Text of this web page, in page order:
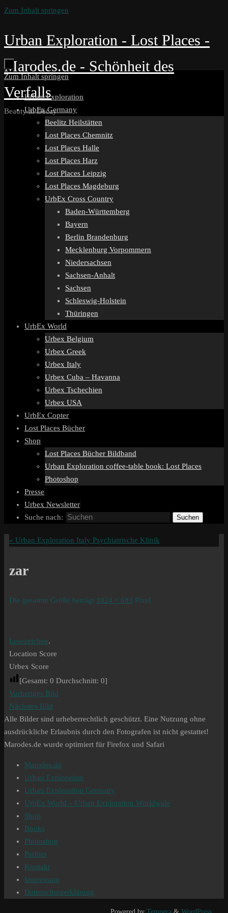
Zum Inhalt springen
Urban Exploration - Lost Places -
Marodes.de - Schönheit des
Verfalls
Beauty in Decay
Zum Inhalt springen
Urban Exploration
UrbEx Germany
Beelitz Heilstätten
Lost Places Chemnitz
Lost Places Halle
Lost Places Harz
Lost Places Leipzig
Lost Places Magdeburg
UrbEx Cross Country
Baden-Württemberg
Bayern
Berlin Brandenburg
Mecklenburg Vorpommern
Niedersachsen
Sachsen-Anhalt
Sachsen
Schleswig-Holstein
Thüringen
UrbEx World
Urbex Belgium
Urbex Greek
Urbex Italy
Urbex Cuba – Havanna
Urbex Tschechien
Urbex USA
UrbEx Copter
Lost Places Bücher
Shop
Lost Places Bücher Bildband
Urban Exploration coffee-table book: Lost Places
Photoshop
Presse
Urbex Newsletter
Suche nach:
Suchen
« Urban Exploration Italy Psychiatrische Klinik
zar
Die gesamte Größe beträgt 1024 × 683 Pixel
Lesezeichen.
Location Score
Urbex Score
[Gesamt: 0 Durchschnitt: 0]
Vorheriges Bild
Nächstes Bild
Alle Bilder sind urheberrechtlich geschützt. Eine Nutzung ohne
ausdrückliche Erlaubnis durch den Fotografen ist nicht gestattet!
Marodes.de wurde optimiert für Firefox und Safari
Marodes.de
Urban Exploration
Urban Exploration Germany
UrbEx World – Urban Exploration Worldwide
Shop
Books
Photoshop
Partner
Kontakt
Impressum
Datenschutzerklärung